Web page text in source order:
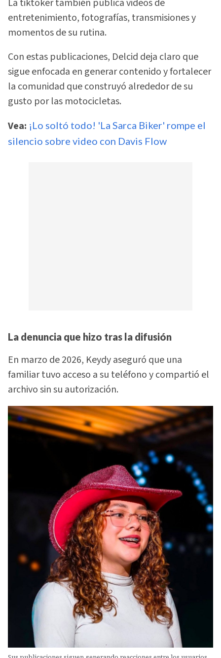
La tiktoker también publica videos de
entretenimiento, fotografías, transmisiones y
momentos de su rutina.
Con estas publicaciones, Delcid deja claro que
sigue enfocada en generar contenido y fortalecer
la comunidad que construyó alrededor de su
gusto por las motocicletas.
Vea: ¡Lo soltó todo! 'La Sarca Biker' rompe el
silencio sobre video con Davis Flow
La denuncia que hizo tras la difusión
En marzo de 2026, Keydy aseguró que una
familiar tuvo acceso a su teléfono y compartió el
archivo sin su autorización.